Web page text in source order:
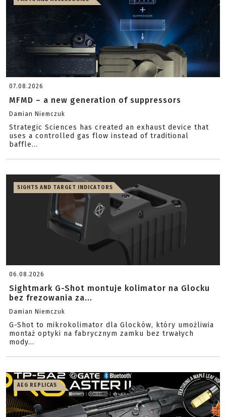
07.08.2026
MFMD – a new generation of suppressors
Damian Niemczuk
Strategic Sciences has created an exhaust device that
uses a controlled gas flow instead of traditional
baffle...
SIGHTS AND TARGET INDICATORS
06.08.2026
Sightmark G-Shot montuje kolimator na Glocku
bez frezowania za...
Damian Niemczuk
G-Shot to mikrokolimator dla Glocków, który umożliwia
montaż optyki na fabrycznym zamku bez trwałych
mody...
AEG REPLICAS